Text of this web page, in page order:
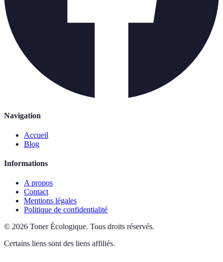
Navigation
Accueil
Blog
Informations
A propos
Contact
Mentions légales
Politique de confidentialité
© 2026 Toner Écologique. Tous droits réservés.
Certains liens sont des liens affiliés.